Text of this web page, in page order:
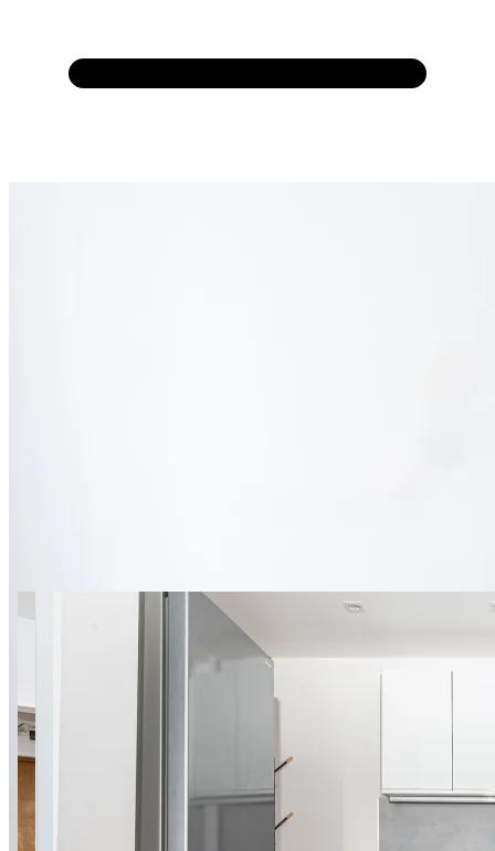
Malawskiego Apt. 13
SupeApart